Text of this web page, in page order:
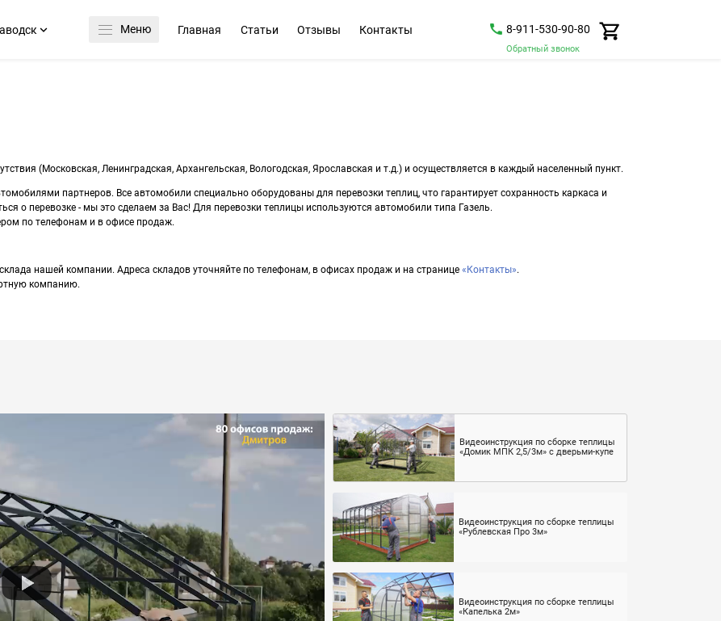
Меню Главная Статьи Отзывы Контакты 8-911-530-90-80
Обратный звонок
(Московская, Ленинградская, Архангельская, Вологодская, Ярославская и т.д.) и осуществляется в каждый населенный пункт.
партнеров. Все автомобили специально оборудованы для перевозки теплиц, что гарантирует сохранность каркаса и
о перевозке - мы это сделаем за Вас! Для перевозки теплицы используются автомобили типа Газель.
по телефонам и в офисе продаж.
нашей компании. Адреса складов уточняйте по телефонам, в офисах продаж и на странице «Контакты».
компанию.
Видеоинструкция по сборке теплицы
«Домик МПК 2,5/3м» с дверьми-купе
Видеоинструкция по сборке теплицы
«Рублевская Про 3м»
Видеоинструкция по сборке теплицы
«Капелька 2м»